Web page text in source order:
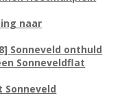
naar
Sonneveld onthuld
Sonneveldflat